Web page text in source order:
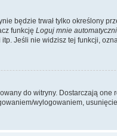
będzie trwał tylko określony
funkcję Loguj mnie
Jeśli nie widzisz tej funkcji,
do witryny. Dostarczają one
wylogowaniem,